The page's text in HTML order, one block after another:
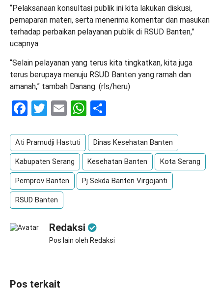
“Pelaksanaan konsultasi publik ini kita lakukan diskusi,
pemaparan materi, serta menerima komentar dan masukan
terhadap perbaikan pelayanan publik di RSUD Banten,”
ucapnya
“Selain pelayanan yang terus kita tingkatkan, kita juga
terus berupaya menuju RSUD Banten yang ramah dan
amanah,” tambah Danang. (rls/heru)
Facebook
Twitter
EmailWhatsApp
Ati Pramudji Hastuti Dinas Kesehatan Banten
Kabupaten Serang Kesehatan Banten Kota Serang
Pemprov Banten Pj Sekda Banten Virgojanti
RSUD Banten
Redaksi
Pos lain oleh Redaksi
Pos terkait